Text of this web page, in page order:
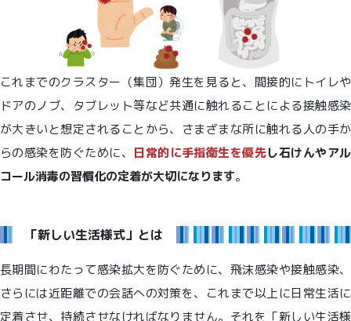
これまでのクラスター（集団）発生を見ると、間接的にトイレや
ドアのノブ、タブレット等など共通に触れることによる接触感染
が大きいと想定されることから、さまざまな所に触れる人の手か
らの感染を防ぐために、 日常的に手指衛生を優先し石けんやアル
コール消毒の習慣化の定着が大切になります。
「新しい生活様式」とは
長期間にわたって感染拡大を防ぐために、飛沫感染や接触感染、
さらには近距離での会話への対策を、これまで以上に日常生活に
定着させ、持続させなければなりません。それを「新しい生活様